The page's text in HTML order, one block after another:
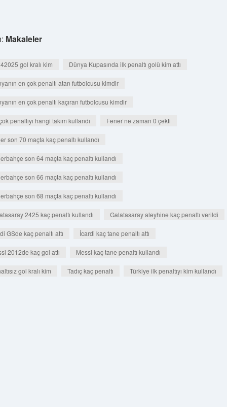
Makaleler
gol kralı kim Dünya Kupasında ilk penaltı golü kim attı
en çok penaltı atan futbolcusu kimdir
en çok penaltı kaçıran futbolcusu kimdir
penaltıyı hangi takım kullandı Fener ne zaman 0 çekti
son 70 maçta kaç penaltı kullandı
son 64 maçta kaç penaltı kullandı
son 66 maçta kaç penaltı kullandı
son 68 maçta kaç penaltı kullandı
2425 kaç penaltı kullandı Galatasaray aleyhine kaç penaltı verildi
GSde kaç penaltı attı İcardi kaç tane penaltı attı
2012de kaç gol attı Messi kaç tane penaltı kullandı
gol kralı kim Tadıç kaç penaltı Türkiye ilk penaltıyı kim kullandı